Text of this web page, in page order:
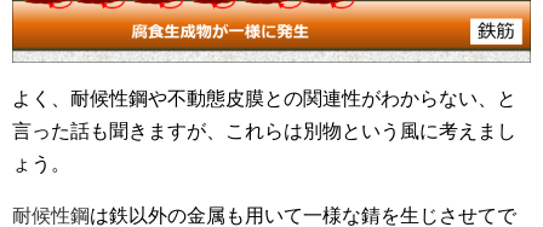
よく、耐候性鋼や不動態皮膜との関連性がわからない、と
言った話も聞きますが、これらは別物という風に考えまし
ょう。
耐候性鋼は鉄以外の金属も用いて一様な錆を生じさせてで